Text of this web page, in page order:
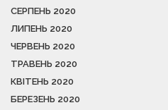
СЕРПЕНЬ 2020
ЛИПЕНЬ 2020
ЧЕРВЕНЬ 2020
ТРАВЕНЬ 2020
КВІТЕНЬ 2020
БЕРЕЗЕНЬ 2020